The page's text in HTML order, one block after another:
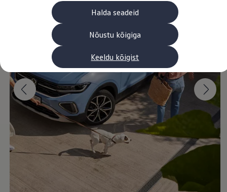
Nõustu kõigiga
Keeldu kõigist
Halda seadeid
Elektrisõidukid töökojas: lõpp õlivahetustele
ID. tarkvarauuendus*
Elektriautode tarneajad
Ühenduvus
VW Connect
Aktiveerimine
VW Connect teie ID. jaoks.
Car-Net
App-Connect
Upgrades
We Charge
Fleet Interface Data
Volkswagenist
Saa rohkem
Lisavarustus ja teenindus
Teenindus ja varuosad
Volkswageni eelised
Ülevaatus